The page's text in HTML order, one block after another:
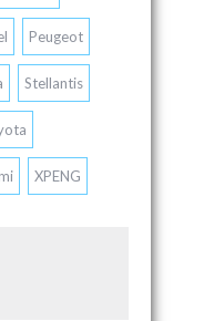
Peugeot
Stellantis
XPENG